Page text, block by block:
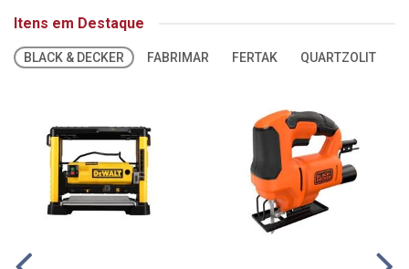
Itens em Destaque
BLACK & DECKER FABRIMAR FERTAK QUARTZOLIT